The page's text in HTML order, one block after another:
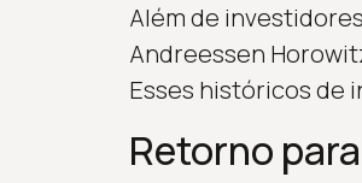
Além de
Andreessen
Esses históricos de
Retorno